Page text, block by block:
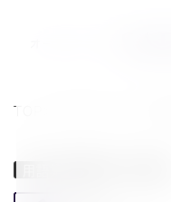
TOP